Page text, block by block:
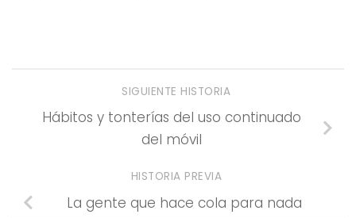
SIGUIENTE HISTORIA
Hábitos y tonterías del uso continuado
del móvil
HISTORIA PREVIA
La gente que hace cola para nada